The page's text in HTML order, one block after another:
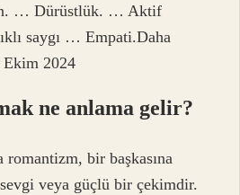
… Dürüstlük. … Aktif
saygı … Empati.Daha
2024
ne anlama gelir?
romantizm, bir başkasına
veya güçlü bir çekimdir.